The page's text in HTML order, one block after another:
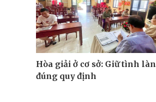
Hòa giải ở cơ sở: Giữ tình
đúng quy định